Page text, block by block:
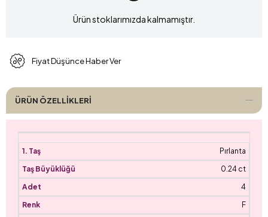
Ürün stoklarımızda kalmamıştır.
Fiyat Düşünce Haber Ver
ÜRÜN ÖZELLIKLERI
Pırlanta
0.24 ct
4
F